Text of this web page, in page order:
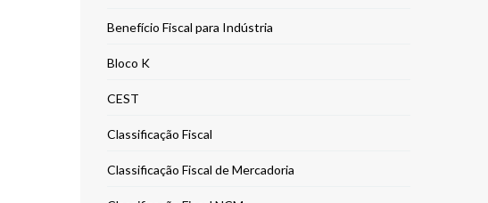
Benefício Fiscal para Indústria
Bloco K
CEST
Classificação Fiscal
Classificação Fiscal de Mercadoria